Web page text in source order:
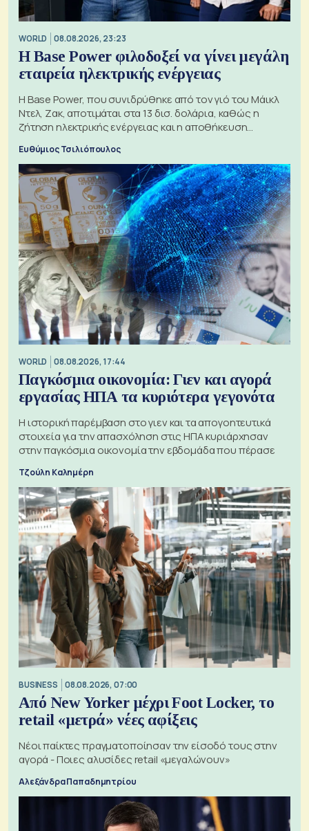
WORLD 08.08.2026, 23:23
Η Base Power φιλοδοξεί να γίνει μεγάλη
εταιρεία ηλεκτρικής ενέργειας
Η Base Power, που συνιδρύθηκε από τον γιό του Μάικλ
Ντελ, Ζακ, αποτιμάται στα 13 δισ. δολάρια, καθώς η
ζήτηση ηλεκτρικής ενέργειας και η αποθήκευση
Ευθύμιος Τσιλιόπουλος
WORLD 08.08.2026, 17:44
Παγκόσμια οικονομία: Γιεν και αγορά
εργασίας ΗΠΑ τα κυριότερα γεγονότα
Η ιστορική παρέμβαση στο γιεν και τα απογοητευτικά
στοιχεία για την απασχόληση στις ΗΠΑ κυριάρχησαν
στην παγκόσμια οικονομία την εβδομάδα που πέρασε
Τζούλη Καλημέρη
BUSINESS 08.08.2026, 07:00
Από New Yorker μέχρι Foot Locker, το
retail «μετρά» νέες αφίξεις
Νέοι παίκτες πραγματοποίησαν την είσοδό τους στην
αγορά - Ποιες αλυσίδες retail «μεγαλώνουν»
Αλεξάνδρα Παπαδημητρίου